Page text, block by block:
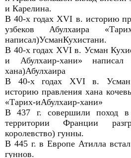
и Карелина.
В 40-х годах XVI в. историю
узбеков Абулхаира
написал)УсманКухистани.
В 40-х годах XVI в. Усман
и Абулхаир-хани» написал
хана)Абулхаира
В 40-х годах XVI в. Усман
историю правления хана
«Тарих-иАбулхаир-хани»
В 437 г. совершили поход
территории Франции
королевство) гунны.
В 445 г. в Европе Атилла встал
гуннов.